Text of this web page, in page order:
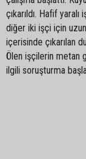
çıkarıldı. Hafif
diğer iki işçi için
içerisinde çıkarılan
Ölen işçilerin metan
ilgili soruşturma